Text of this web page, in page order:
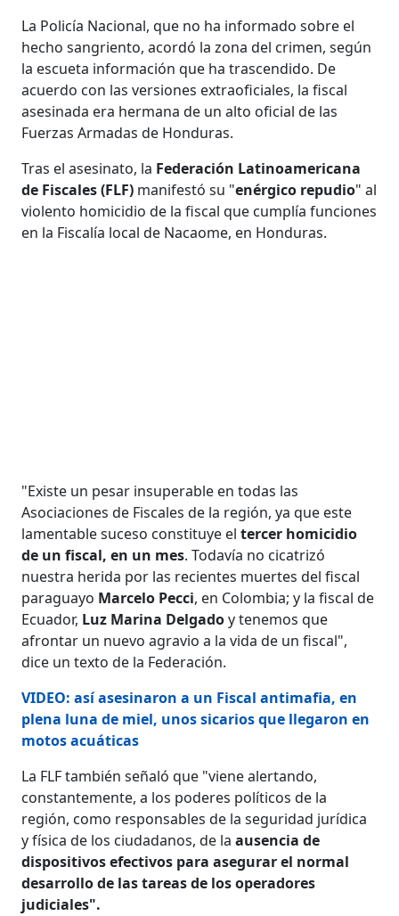
La Policía Nacional, que no ha informado sobre el
hecho sangriento, acordó la zona del crimen, según
la escueta información que ha trascendido. De
acuerdo con las versiones extraoficiales, la fiscal
asesinada era hermana de un alto oficial de las
Fuerzas Armadas de Honduras.
Tras el asesinato, la Federación Latinoamericana
de Fiscales (FLF) manifestó su "enérgico repudio" al
violento homicidio de la fiscal que cumplía funciones
en la Fiscalía local de Nacaome, en Honduras.
"Existe un pesar insuperable en todas las
Asociaciones de Fiscales de la región, ya que este
lamentable suceso constituye el tercer homicidio
de un fiscal, en un mes. Todavía no cicatrizó
nuestra herida por las recientes muertes del fiscal
paraguayo Marcelo Pecci, en Colombia; y la fiscal de
Ecuador, Luz Marina Delgadoy tenemos que
afrontar un nuevo agravio a la vida de un fiscal",
dice un texto de la Federación.
VIDEO: así asesinaron a un Fiscal antimafia, en
plena luna de miel, unos sicarios que llegaron en
motos acuáticas
La FLF también señaló que "viene alertando,
constantemente, a los poderes políticos de la
región, como responsables de la seguridad jurídica
y física de los ciudadanos, de laausencia de
dispositivos efectivos para asegurar el normal
desarrollo de las tareas de los operadores
judiciales".